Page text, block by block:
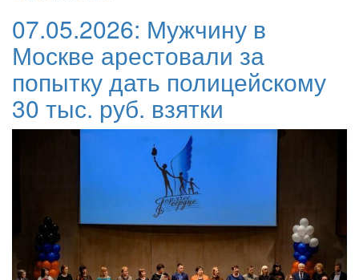
07.05.2026: Мужчину в
Москве арестовали за
попытку дать полицейскому
30 тыс. руб. взятки